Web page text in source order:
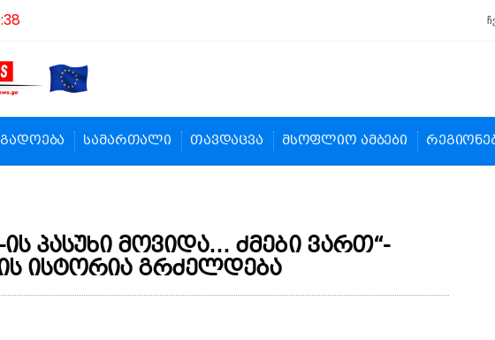
სამართალი თავდაცვა მსოფლიო ამბები
პასუხი მოვიდა… ძმები ვართ“-
ისტორია გრძელდება